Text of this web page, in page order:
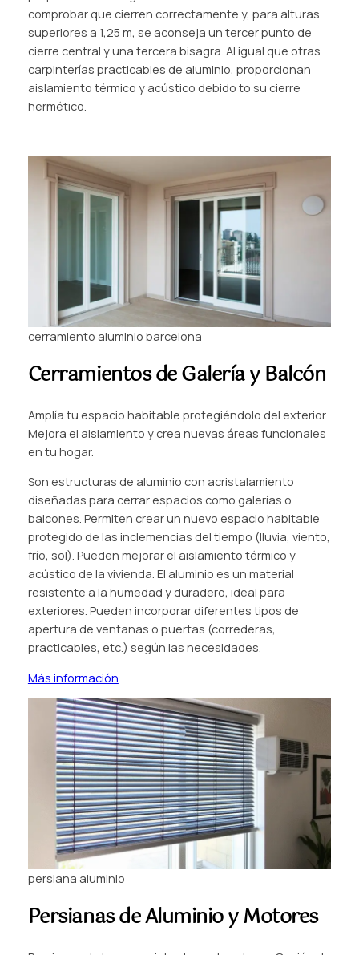
comprobar que cierren correctamente y, para alturas
superiores a 1,25 m, se aconseja un tercer punto de
cierre central y una tercera bisagra. Al igual que otras
carpinterías practicables de aluminio, proporcionan
aislamiento térmico y acústico debido to su cierre
hermético.
cerramiento aluminio barcelona
Cerramientos de Galería y Balcón
Amplía tu espacio habitable protegiéndolo del exterior.
Mejora el aislamiento y crea nuevas áreas funcionales
en tu hogar.
Son estructuras de aluminio con acristalamiento
diseñadas para cerrar espacios como galerías o
balcones. Permiten crear un nuevo espacio habitable
protegido de las inclemencias del tiempo (lluvia, viento,
frío, sol). Pueden mejorar el aislamiento térmico y
acústico de la vivienda. El aluminio es un material
resistente a la humedad y duradero, ideal para
exteriores. Pueden incorporar diferentes tipos de
apertura de ventanas o puertas (correderas,
practicables, etc.) según las necesidades.
Más información
persiana aluminio
Persianas de Aluminio y Motores